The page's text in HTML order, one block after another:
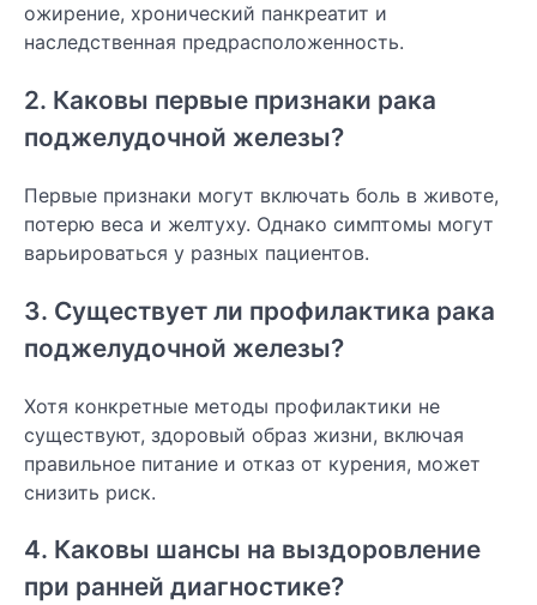
ожирение, хронический панкреатит и
наследственная предрасположенность.
2. Каковы первые признаки рака
поджелудочной железы?
Первые признаки могут включать боль в животе,
потерю веса и желтуху. Однако симптомы могут
варьироваться у разных пациентов.
3. Существует ли профилактика рака
поджелудочной железы?
Хотя конкретные методы профилактики не
существуют, здоровый образ жизни, включая
правильное питание и отказ от курения, может
снизить риск.
4. Каковы шансы на выздоровление
при ранней диагностике?